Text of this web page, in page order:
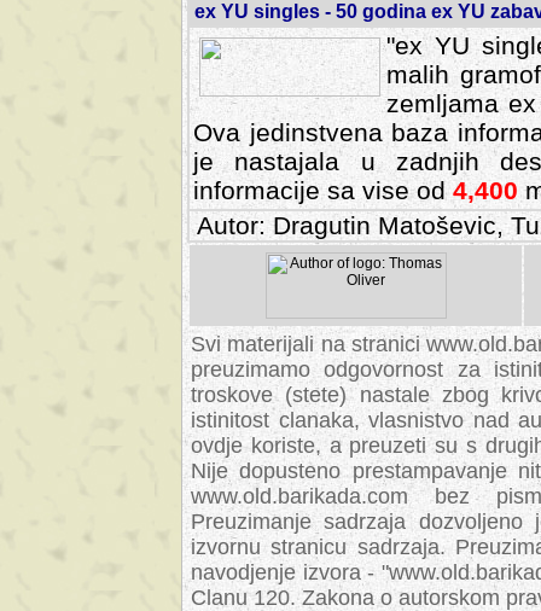
ex YU singles - 50 godina ex YU
"ex YU
malih
zemljama
Ova jedinstvena baza
je nastajala u zadnjih
informacije sa vise od 4,400
Autor: Dragutin Matoševic,
Svi materijali na stranici
preuzimamo odgovornost za
troskove (stete) nastale zbog
istinitost clanaka, vlasnistvo nad
ovdje koriste, a preuzeti su s
Nije dopusteno prestampavanje
www.old.barikada.com bez
Preuzimanje sadrzaja
izvornu stranicu sadrzaja.
navodjenje izvora -
Clanu 120. Zakona o autorskom